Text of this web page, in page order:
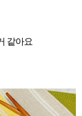
같아요